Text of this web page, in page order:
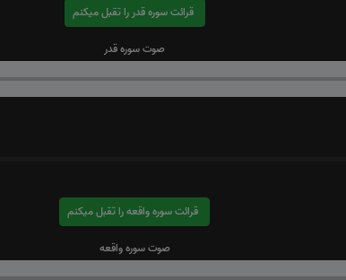
قرائت سوره قدر را تقبل میکنم
صوت سوره قدر
قرائت سوره واقعه را تقبل میکنم
صوت سوره واقعه